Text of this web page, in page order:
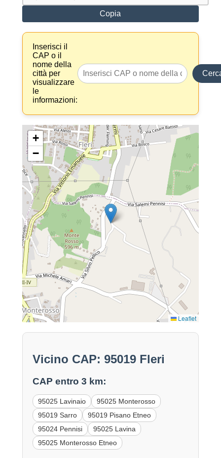
Copia
Inserisci il
CAP o il
nome della
città per
visualizzare
le
informazioni:
+
−
Leaflet
Vicino CAP: 95019 Fleri
CAP entro 3 km:
95025 Lavinaio
95025 Monterosso
95019 Sarro
95019 Pisano Etneo
95024 Pennisi
95025 Lavina
95025 Monterosso Etneo